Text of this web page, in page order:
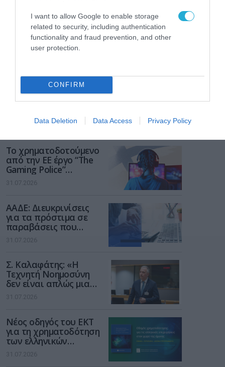
I want to allow Google to enable storage
related to security, including authentication
functionality and fraud prevention, and other
user protection.
CONFIRM
Data Deletion Data Access Privacy Policy
Το χρηματοδοτούμενο
από την ΕΕ έργο “The
Gaming Police”
ενισχύει την ασφάλεια
των παιδιών στο
31.07.2026
ΑΑΔΕ: Διευκρινίσεις
για τα πρόστιμα σε
παραβάσεις που
αφορούν τους ΦΗΜ
31.07.2026
Σ. Καλαφάτης: «Η
Τεχνητή Νοημοσύνη
δεν είναι απλώς μια
νέα τεχνολογία, είναι
μια νέα βιομηχανική
31.07.2026
Νέος οδηγός του ΕΚΤ
για τη χρηματοδότηση
των ελληνικών
επιχειρήσεων στον
χώρο της άμυνας
31.07.2026